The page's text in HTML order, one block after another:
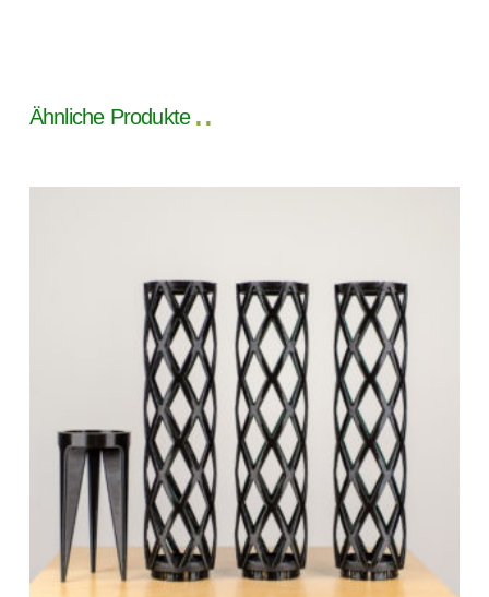
Ähnliche Produkte